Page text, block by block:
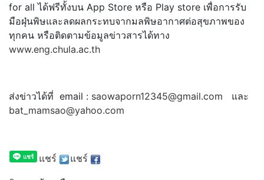
for all ได้ฟรีทั้งบน App Store หรือ Play store เพื่อการรับ
มือฝุ่นพิษและลดผลกระทบจากมลพิษอากาศต่อสุขภาพของ
ทุกคน หรือติดตามข้อมูลข่าวสารได้ทาง
www.eng.chula.ac.th
ส่งข่าวได้ที่ email : saowaporn12345@gmail.com และ
bat_mamsao@yahoo.com
แชร์ แชร์